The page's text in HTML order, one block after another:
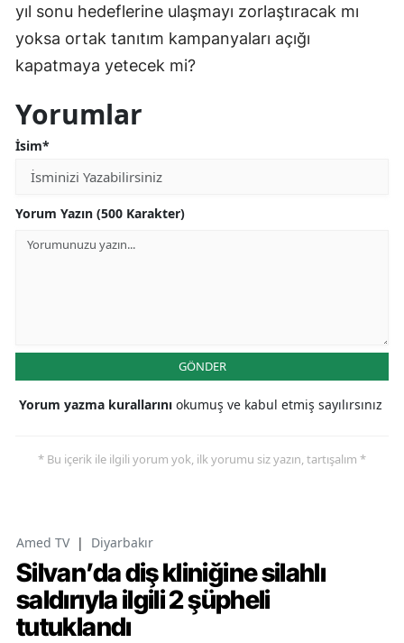
yıl sonu hedeflerine ulaşmayı zorlaştıracak mı
yoksa ortak tanıtım kampanyaları açığı
kapatmaya yetecek mi?
Yorumlar
İsim*
Yorum Yazın (500 Karakter)
GÖNDER
Yorum yazma kurallarını okumuş ve kabul etmiş sayılırsınız
* Bu içerik ile ilgili yorum yok, ilk yorumu siz yazın, tartışalım *
Amed TV | Diyarbakır
Silvan’da diş kliniğine silahlı
saldırıyla ilgili 2 şüpheli
tutuklandı